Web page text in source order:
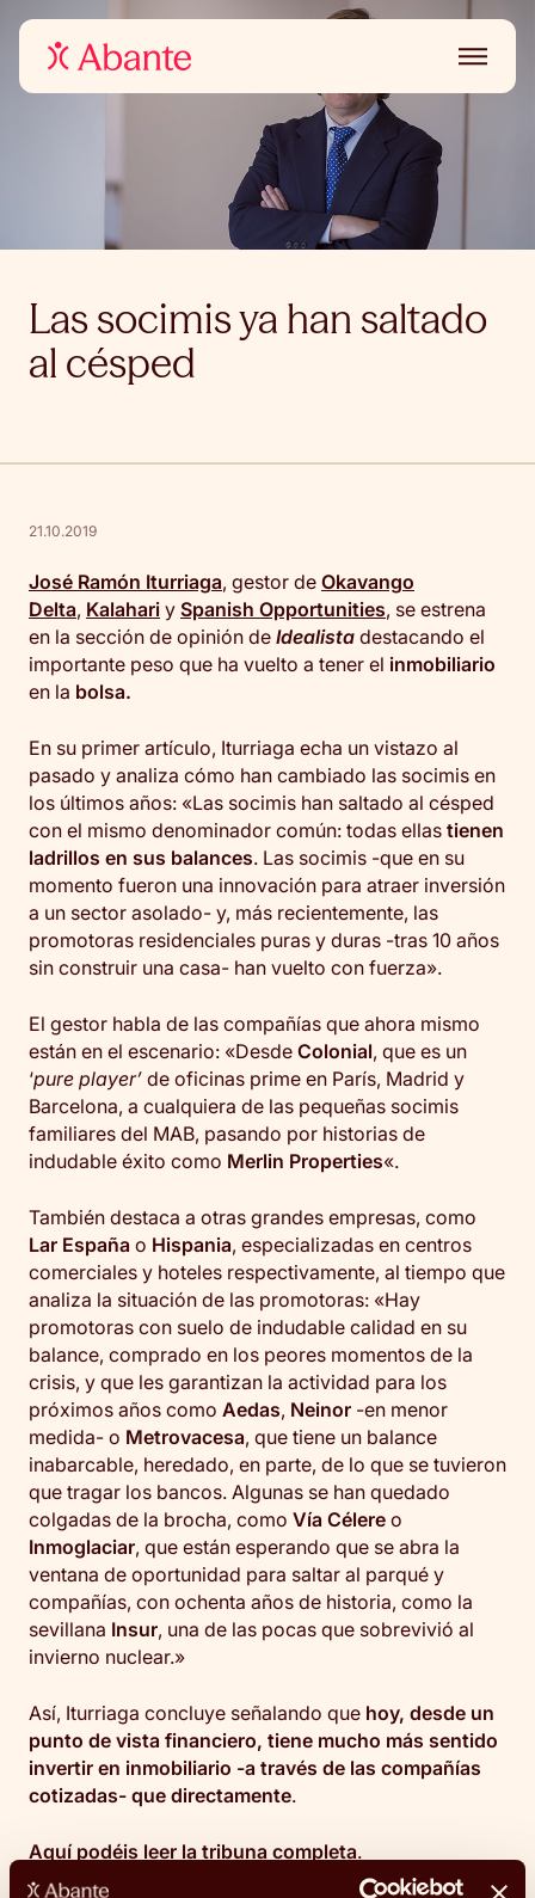
Las socimis ya han saltado
al césped
21.10.2019
José Ramón Iturriaga, gestor de Okavango
Delta, Kalahari y Spanish Opportunities, se estrena
en la sección de opinión de Idealista destacando el
importante peso que ha vuelto a tener el inmobiliario
en la bolsa.
En su primer artículo, Iturriaga echa un vistazo al
pasado y analiza cómo han cambiado las socimis en
los últimos años: «Las socimis han saltado al césped
con el mismo denominador común: todas ellas tienen
ladrillos en sus balances. Las socimis -que en su
momento fueron una innovación para atraer inversión
a un sector asolado- y, más recientemente, las
promotoras residenciales puras y duras -tras 10 años
sin construir una casa- han vuelto con fuerza».
El gestor habla de las compañías que ahora mismo
están en el escenario: «Desde Colonial, que es un
‘pure player’ de oficinas prime en París, Madrid y
Barcelona, a cualquiera de las pequeñas socimis
familiares del MAB, pasando por historias de
indudable éxito como Merlin Properties«.
También destaca a otras grandes empresas, como
Lar España o Hispania, especializadas en centros
comerciales y hoteles respectivamente, al tiempo que
analiza la situación de las promotoras: «Hay
promotoras con suelo de indudable calidad en su
balance, comprado en los peores momentos de la
crisis, y que les garantizan la actividad para los
próximos años como Aedas, Neinor -en menor
medida- o Metrovacesa, que tiene un balance
inabarcable, heredado, en parte, de lo que se tuvieron
que tragar los bancos. Algunas se han quedado
colgadas de la brocha, como Vía Célere o
Inmoglaciar, que están esperando que se abra la
ventana de oportunidad para saltar al parqué y
compañías, con ochenta años de historia, como la
sevillana Insur, una de las pocas que sobrevivió al
invierno nuclear.»
Así, Iturriaga concluye señalando que hoy, desde un
punto de vista financiero, tiene mucho más sentido
invertir en inmobiliario -a través de las compañías
cotizadas- que directamente.
Aquí podéis leer la tribuna completa.